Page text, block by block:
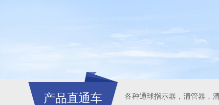
产品直通车 各种通球指示器，清管器，